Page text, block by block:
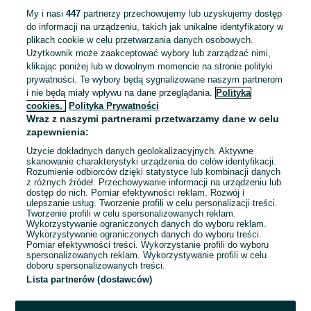
spawarka Migatronic
Flex 3000
8 250 zł
Skoczów
30 lipca 2026
Spawarka Fronius
TPS 4000
13 950 zł
Skoczów
30 lipca 2026
1 2 3 4 5
My i nasi447 partnerzy przechowujemy lub uzyskujemy dostęp
do informacji na urządzeniu, takich jak unikalne identyfikatory w
plikach cookie w celu przetwarzania danych osobowych.
Użytkownik może zaakceptować wybory lub zarządzać nimi,
klikając poniżej lub w dowolnym momencie na stronie polityki
prywatności. Te wybory będą sygnalizowane naszym partnerom
i nie będą miały wpływu na dane przeglądania. Polityka
cookies,
Polityka Prywatności
Wraz z naszymi partnerami przetwarzamy dane w celu
zapewnienia:
Użycie dokładnych danych geolokalizacyjnych. Aktywne
skanowanie charakterystyki urządzenia do celów identyfikacji.
Rozumienie odbiorców dzięki statystyce lub kombinacji danych
z różnych źródeł. Przechowywanie informacji na urządzeniu lub
dostęp do nich. Pomiar efektywności reklam. Rozwój i
ulepszanie usług. Tworzenie profili w celu personalizacji treści.
Tworzenie profili w celu spersonalizowanych reklam.
Wykorzystywanie ograniczonych danych do wyboru reklam.
Wykorzystywanie ograniczonych danych do wyboru treści.
Pomiar efektywności treści. Wykorzystanie profili do wyboru
spersonalizowanych reklam. Wykorzystywanie profili w celu
doboru spersonalizowanych treści.
Lista partnerów (dostawców)